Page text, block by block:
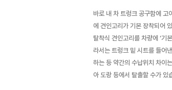
바로 내 차 트렁크 공구함에 고
에 견인고리가 기본 장착되어
탈착식 견인고리를 차량에 ‘기
라서는 트렁크 밑 시트를 들어
하는 등 약간의 수납위치 차이
아 도랑 등에서 탈출할 수가 있